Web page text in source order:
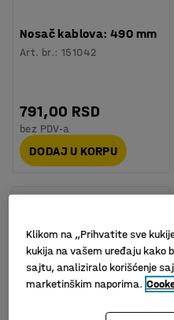
Nosač kablova: 490 mm
Art. br.:151042
791,00 RSD
bez PDV-a
DODAJ U KORPU
Klikom na „Prihvatite sve
kukija na vašem uređaju kako
sajtu, analiziralo korišćenje
marketinškim naporima.